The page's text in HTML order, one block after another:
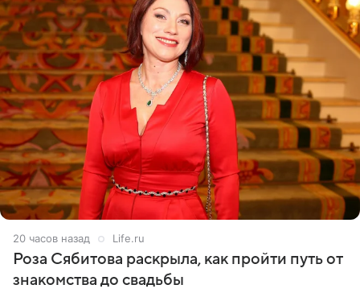
20 часов назад Life.ru
Роза Сябитова раскрыла, как пройти путь от
знакомства до свадьбы